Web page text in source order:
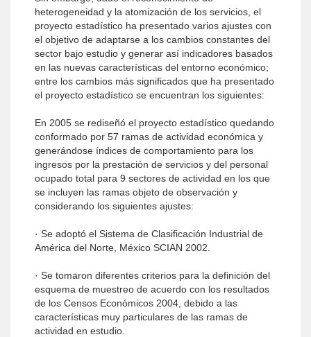
heterogeneidad y la atomización de los servicios, el
proyecto estadístico ha presentado varios ajustes con
el objetivo de adaptarse a los cambios constantes del
sector bajo estudio y generar así indicadores basados
en las nuevas características del entorno económico;
entre los cambios más significados que ha presentado
el proyecto estadístico se encuentran los siguientes:
En 2005 se rediseñó el proyecto estadístico quedando
conformado por 57 ramas de actividad económica y
generándose índices de comportamiento para los
ingresos por la prestación de servicios y del personal
ocupado total para 9 sectores de actividad en los que
se incluyen las ramas objeto de observación y
considerando los siguientes ajustes:
· Se adoptó el Sistema de Clasificación Industrial de
América del Norte, México SCIAN 2002.
· Se tomaron diferentes criterios para la definición del
esquema de muestreo de acuerdo con los resultados
de los Censos Económicos 2004, debido a las
características muy particulares de las ramas de
actividad en estudio.